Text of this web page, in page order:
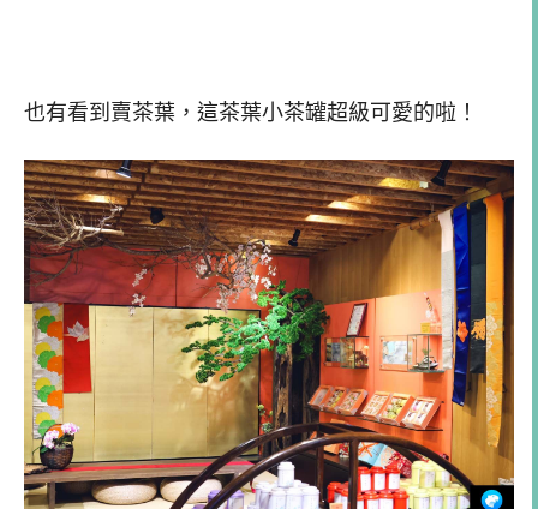
也有看到賣茶葉，這茶葉小茶罐超級可愛的啦！